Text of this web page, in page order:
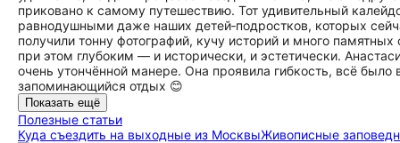
приковано к самому путешествию. Тот удивительный
равнодушными даже наших детей‑подростков, которых
получили тонну фотографий, кучу историй и много
при этом глубоким — и исторически, и эстетически.
очень утончённой манере. Она проявила гибкость, всё
запоминающийся отдых 😊
Показать ещё
Полезные статьи
Куда съездить на выходные из МосквыЖивописные